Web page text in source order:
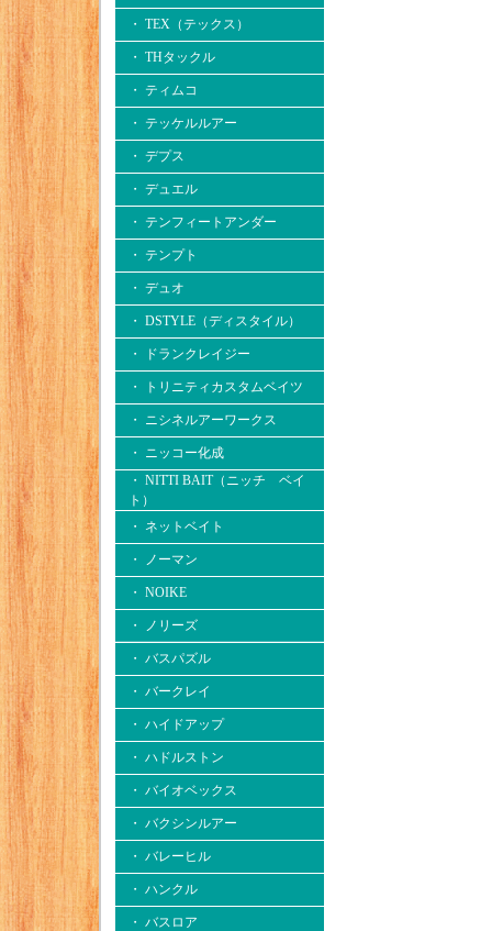
・ TEX（テックス）
・ THタックル
・ ティムコ
・ テッケルルアー
・ デプス
・ デュエル
・ テンフィートアンダー
・ テンプト
・ デュオ
・ DSTYLE（ディスタイル）
・ ドランクレイジー
・ トリニティカスタムベイツ
・ ニシネルアーワークス
・ ニッコー化成
・ NITTI BAIT（ニッチ ベイ
ト）
・ ネットベイト
・ ノーマン
・ NOIKE
・ ノリーズ
・ バスパズル
・ バークレイ
・ ハイドアップ
・ ハドルストン
・ バイオベックス
・ バクシンルアー
・ バレーヒル
・ ハンクル
・ バスロア